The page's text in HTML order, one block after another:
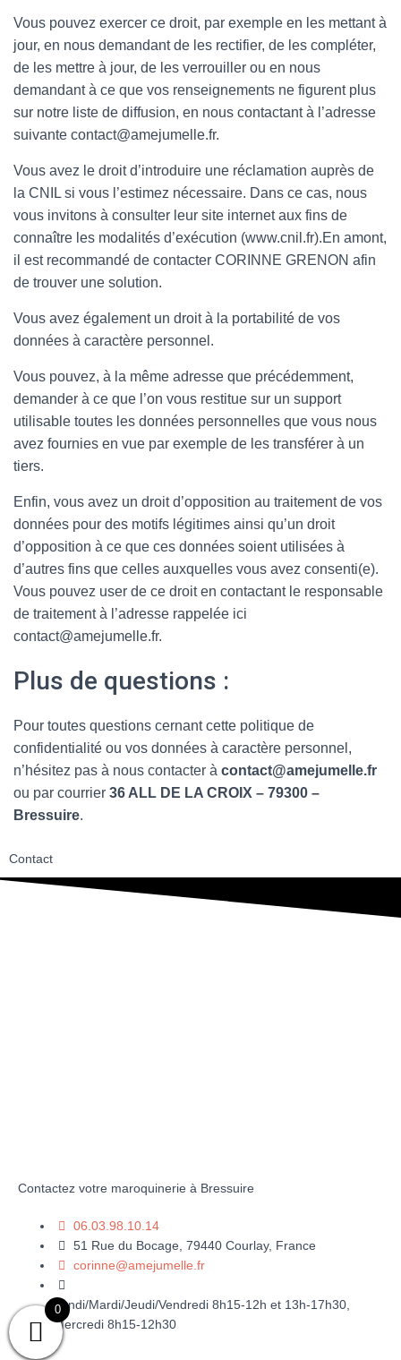
Vous pouvez exercer ce droit, par exemple en les mettant à
jour, en nous demandant de les rectifier, de les compléter,
de les mettre à jour, de les verrouiller ou en nous
demandant à ce que vos renseignements ne figurent plus
sur notre liste de diffusion, en nous contactant à l’adresse
suivante contact@amejumelle.fr.
Vous avez le droit d’introduire une réclamation auprès de
la CNIL si vous l’estimez nécessaire. Dans ce cas, nous
vous invitons à consulter leur site internet aux fins de
connaître les modalités d’exécution (www.cnil.fr).En amont,
il est recommandé de contacter CORINNE GRENON afin
de trouver une solution.
Vous avez également un droit à la portabilité de vos
données à caractère personnel.
Vous pouvez, à la même adresse que précédemment,
demander à ce que l’on vous restitue sur un support
utilisable toutes les données personnelles que vous nous
avez fournies en vue par exemple de les transférer à un
tiers.
Enfin, vous avez un droit d’opposition au traitement de vos
données pour des motifs légitimes ainsi qu’un droit
d’opposition à ce que ces données soient utilisées à
d’autres fins que celles auxquelles vous avez consenti(e).
Vous pouvez user de ce droit en contactant le responsable
de traitement à l’adresse rappelée ici
contact@amejumelle.fr.
Plus de questions :
Pour toutes questions cernant cette politique de
confidentialité ou vos données à caractère personnel,
n’hésitez pas à nous contacter à contact@amejumelle.fr
ou par courrier 36 ALL DE LA CROIX – 79300 –
Bressuire.
Contact
Contactez votre maroquinerie à Bressuire
06.03.98.10.14
51 Rue du Bocage, 79440 Courlay, France
corinne@amejumelle.fr
Lundi/Mardi/Jeudi/Vendredi 8h15-12h et 13h-17h30,
Mercredi 8h15-12h30
0